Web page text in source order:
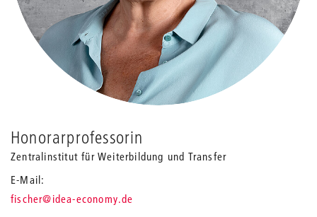
Honorarprofessorin
Zentralinstitut für Weiterbildung und Transfer
E-Mail
fischer_
@idea-economy.de